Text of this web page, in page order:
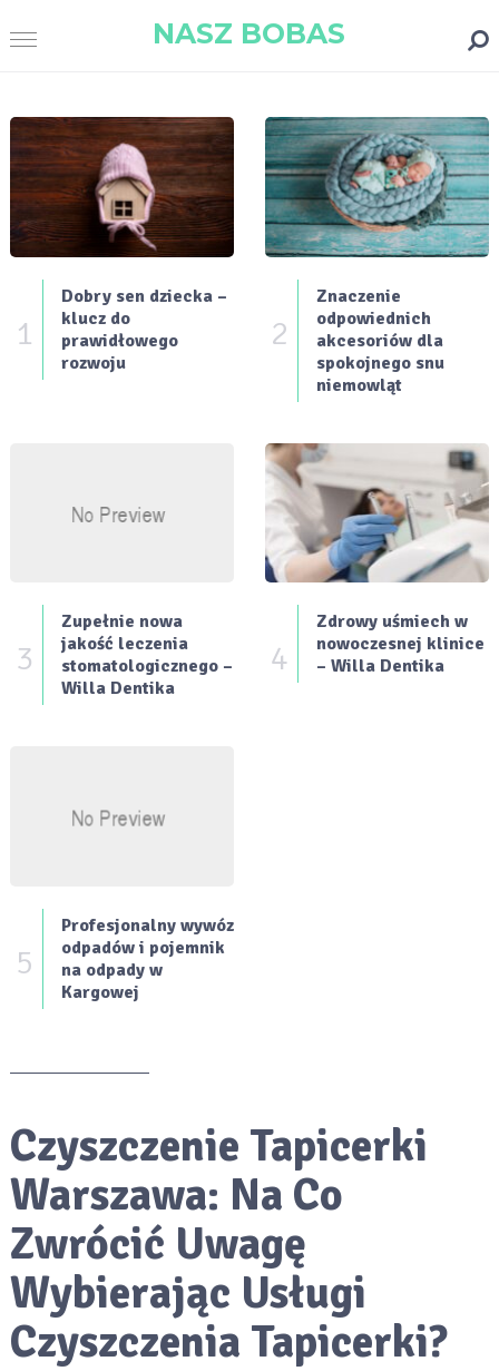
NASZ BOBAS
1
Dobry sen dziecka –
klucz do
prawidłowego
rozwoju
2
Znaczenie
odpowiednich
akcesoriów dla
spokojnego snu
niemowląt
3
Zupełnie nowa
jakość leczenia
stomatologicznego –
Willa Dentika
4
Zdrowy uśmiech w
nowoczesnej klinice
– Willa Dentika
5
Profesjonalny wywóz
odpadów i pojemnik
na odpady w
Kargowej
Czyszczenie Tapicerki
Warszawa: Na Co
Zwrócić Uwagę
Wybierając Usługi
Czyszczenia Tapicerki?